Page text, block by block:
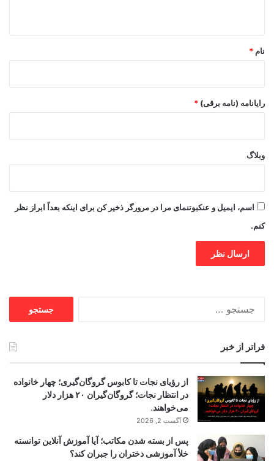
نام *
رایانامه (نامه برقی) *
وبلاگ
اسم، ایمیل و عنکبوتنمای مرا در مرورگر ذخیر کن برای اینکه بعداً ابراز نظر
کنم.
فراتر از خبر
از رؤیای نجات تا کابوس گروگان‌گیری؛ چهار خانواده
در انتظار نجات؛ گروگان‌گیران ۲۰ هزار دلار
می‌خواهند.
آگست 2, 2026
پس از بسته شدن مکاتب؛ آیا آموزش آنلاین توانسته
خلأ آموزشی دختران را جبران کند؟